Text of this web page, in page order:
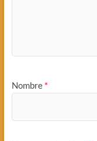
Nombre *